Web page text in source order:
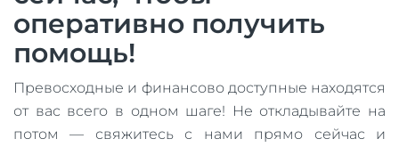
оперативно получить
помощь!
Превосходные и финансово доступные находятся
от вас всего в одном шаге! Не откладывайте на
потом — свяжитесь с нами прямо сейчас и